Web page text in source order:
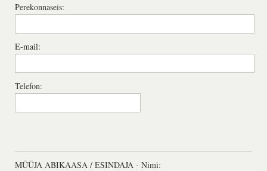
Perekonnaseis:
E-mail:
Telefon:
MÜÜJA ABIKAASA / ESINDAJA - Nimi: